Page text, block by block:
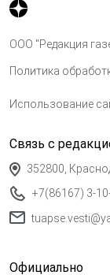
ООО "Редакция
Политика
Использование
Связь с
352800,
+7(86167) 3-
Официально